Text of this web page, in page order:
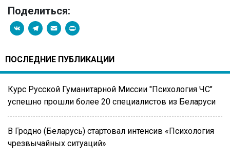
Поделиться:
VK Telegram
Email
ПОСЛЕДНИЕ ПУБЛИКАЦИИ
Курс Русской Гуманитарной Миссии "Психология ЧС"
успешно прошли более 20 специалистов из Беларуси
В Гродно (Беларусь) стартовал интенсив «Психология
чрезвычайных ситуаций»